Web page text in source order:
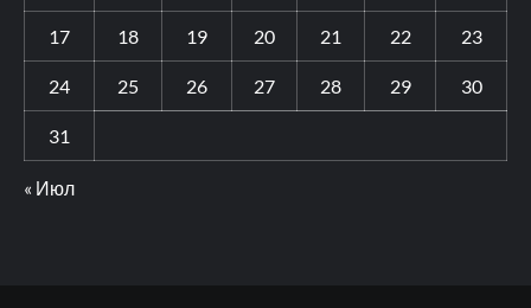
17 18 19 20 21 22 23
24 25 26 27 28 29 30
31
« Июл